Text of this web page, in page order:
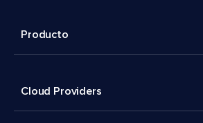
Producto
Cloud Providers